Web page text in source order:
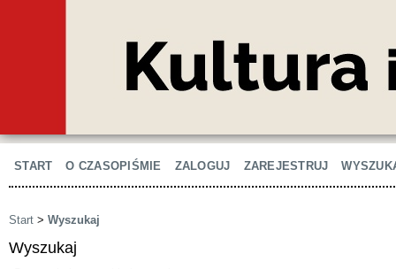
START O CZASOPIŚMIE ZALOGUJ ZAREJESTRUJ
Start > Wyszukaj
Wyszukaj